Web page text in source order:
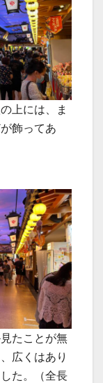
上には、ま
飾ってあ
たことが無
広くはあり
た。（全長